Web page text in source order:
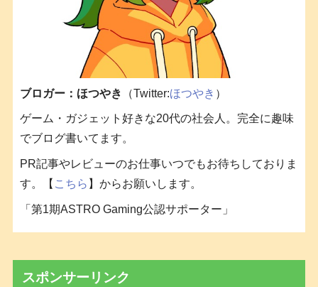
ブロガー：ほつやき （Twitter:ほつやき ）
ゲーム・ガジェット好きな20代の社会人。完全に趣味
でブログ書いてます。
PR記事やレビューのお仕事いつでもお待ちしておりま
す。【 こちら 】からお願いします。
「第1期ASTRO Gaming公認サポーター」
スポンサーリンク